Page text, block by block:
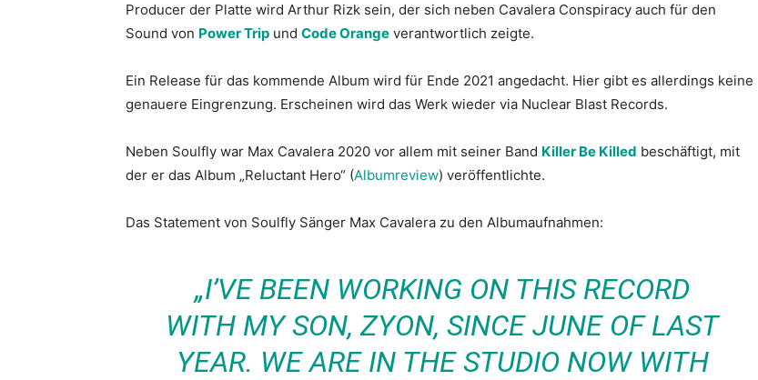
Producer der Platte wird Arthur Rizk sein, der sich neben Cavalera Conspiracy auch für den
Sound von Power Trip und Code Orange verantwortlich zeigte.
Ein Release für das kommende Album wird für Ende 2021 angedacht. Hier gibt es allerdings keine
genauere Eingrenzung. Erscheinen wird das Werk wieder via Nuclear Blast Records.
Neben Soulfly war Max Cavalera 2020 vor allem mit seiner Band Killer Be Killed beschäftigt, mit
der er das Album „Reluctant Hero“ (Albumreview) veröffentlichte.
Das Statement von Soulfly Sänger Max Cavalera zu den Albumaufnahmen:
„I’VE BEEN WORKING ON THIS RECORD
WITH MY SON, ZYON, SINCE JUNE OF LAST
YEAR. WE ARE IN THE STUDIO NOW WITH